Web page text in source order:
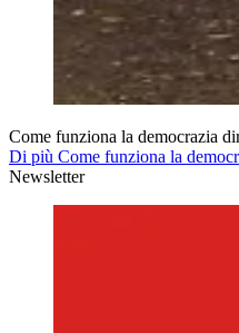
Come funziona la democrazia
Di più Come funziona la
Newsletter